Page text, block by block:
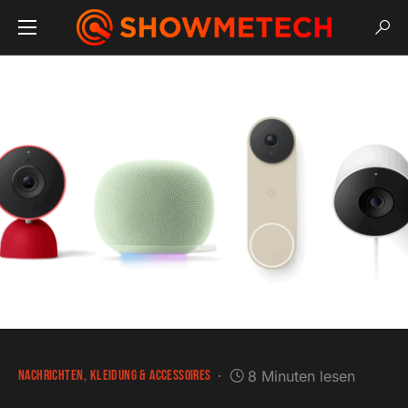
NACHRICHTEN KLEIDUNG & ACCESSOIRES 8 Minuten lesen